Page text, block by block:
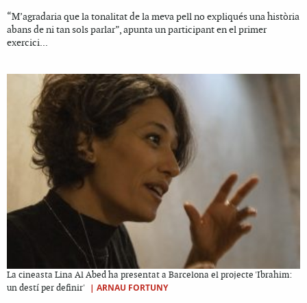
“M’agradaria que la tonalitat de la meva pell no expliqués una història
abans de ni tan sols parlar”, apunta un participant en el primer
exercici...
La cineasta Lina Al Abed ha presentat a Barcelona el projecte 'Ibrahim:
un destí per definir' | ARNAU FORTUNY